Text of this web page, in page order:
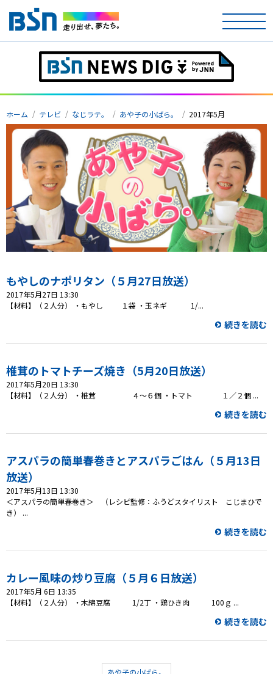
テレビ
ラジオ
アナウンサー
イベント
ニュース
プレゼント
会社概要・ビジョン
ホーム テレビ なじラテ。 あや子の小ばら。 2017年5月
もやしのナポリタン（５月27日放送）
2017年5月27日 13:30
【材料】（２人分） ・もやし １袋 ・玉ネギ 1/...
続きを読む
椎茸のトマトチーズ焼き（5月20日放送）
2017年5月20日 13:30
【材料】（２人分） ・椎茸 ４～６個 ・トマト １／２個 ...
続きを読む
アスパラの簡単春巻きとアスパラごはん（５月13日
放送）
2017年5月13日 13:30
＜アスパラの簡単春巻き＞ （レシピ監修：ふうどスタイリスト こじまひで
き） ...
続きを読む
カレー風味の炒り豆腐（５月６日放送）
2017年5月 6日 13:35
【材料】（２人分） ・木綿豆腐 1/2丁 ・鶏ひき肉 100ｇ ...
続きを読む